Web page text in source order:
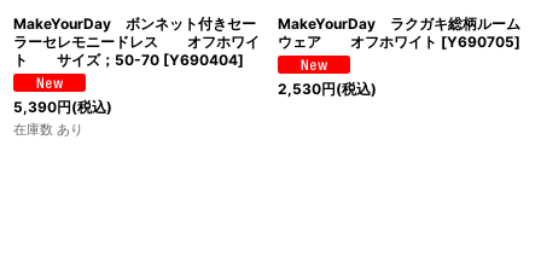
MakeYourDay ボンネット付きセー
ラーセレモニードレス オフホワイ
ト サイズ；50-70 [Y690404]
5,390円(税込)
在庫数 あり
MakeYourDay ラクガキ総柄ルーム
ウェア オフホワイト [Y690705]
2,530円(税込)